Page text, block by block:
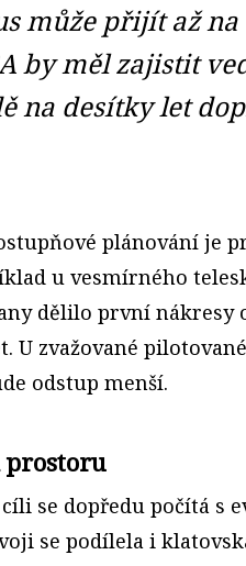
může přijít až
by měl zajistit
na desítky let
plánování je
u vesmírného
dělilo první nákresy
U zvažované
odstup menší.
se dopředu počítá s
se podílela i